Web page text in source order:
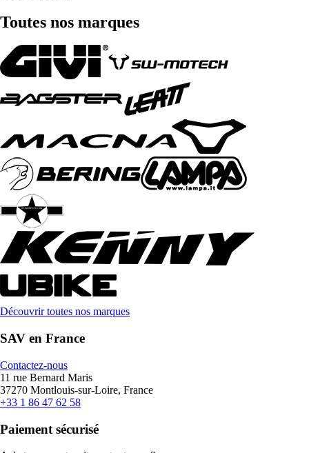
Toutes nos marques
Découvrir toutes nos marques
SAV en France
Contactez-nous
11 rue Bernard Maris
37270 Montlouis-sur-Loire, France
+33 1 86 47 62 58
Paiement sécurisé